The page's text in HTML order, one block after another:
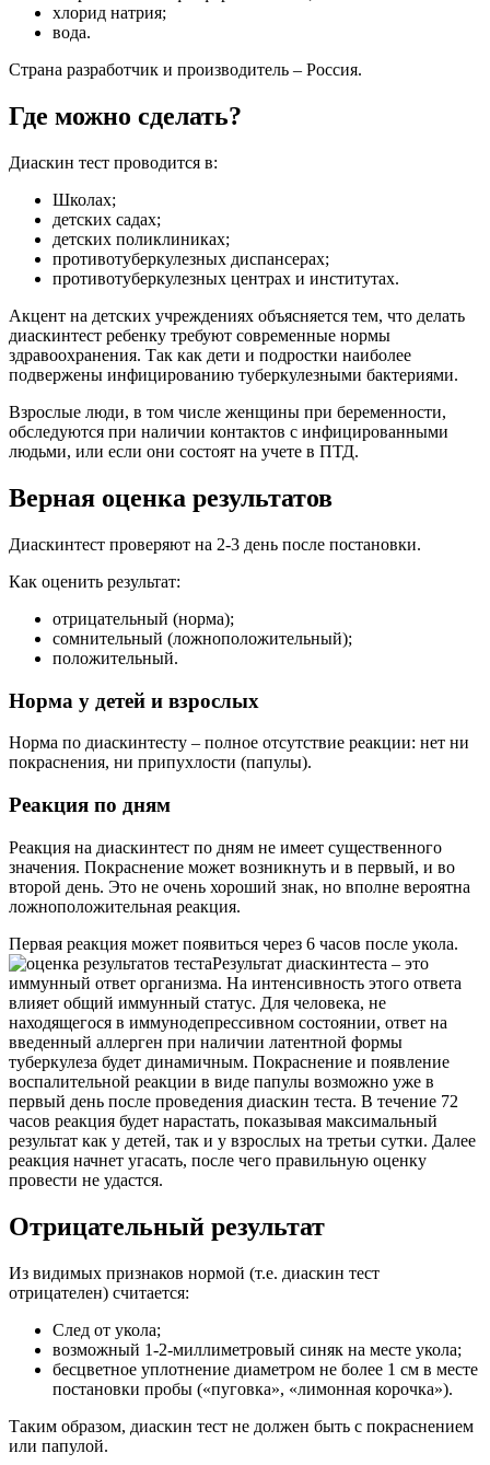
хлорид натрия;
вода.
Страна разработчик и производитель – Россия.
Где можно сделать?
Диаскин тест проводится в:
Школах;
детских садах;
детских поликлиниках;
противотуберкулезных диспансерах;
противотуберкулезных центрах и институтах.
Акцент на детских учреждениях объясняется тем, что делать
диаскинтест ребенку требуют современные нормы
здравоохранения. Так как дети и подростки наиболее
подвержены инфицированию туберкулезными бактериями.
Взрослые люди, в том числе женщины при беременности,
обследуются при наличии контактов с инфицированными
людьми, или если они состоят на учете в ПТД.
Верная оценка результатов
Диаскинтест проверяют на 2-3 день после постановки.
Как оценить результат:
отрицательный (норма);
сомнительный (ложноположительный);
положительный.
Норма у детей и взрослых
Норма по диаскинтесту – полное отсутствие реакции: нет ни
покраснения, ни припухлости (папулы).
Реакция по дням
Реакция на диаскинтест по дням не имеет существенного
значения. Покраснение может возникнуть и в первый, и во
второй день. Это не очень хороший знак, но вполне вероятна
ложноположительная реакция.
Первая реакция может появиться через 6 часов после укола.
Результат диаскинтеста – это
иммунный ответ организма. На интенсивность этого ответа
влияет общий иммунный статус. Для человека, не
находящегося в иммунодепрессивном состоянии, ответ на
введенный аллерген при наличии латентной формы
туберкулеза будет динамичным. Покраснение и появление
воспалительной реакции в виде папулы возможно уже в
первый день после проведения диаскин теста. В течение 72
часов реакция будет нарастать, показывая максимальный
результат как у детей, так и у взрослых на третьи сутки. Далее
реакция начнет угасать, после чего правильную оценку
провести не удастся.
Отрицательный результат
Из видимых признаков нормой (т.е. диаскин тест
отрицателен) считается:
След от укола;
возможный 1-2-миллиметровый синяк на месте укола;
бесцветное уплотнение диаметром не более 1 см в месте
постановки пробы («пуговка», «лимонная корочка»).
Таким образом, диаскин тест не должен быть с покраснением
или папулой.